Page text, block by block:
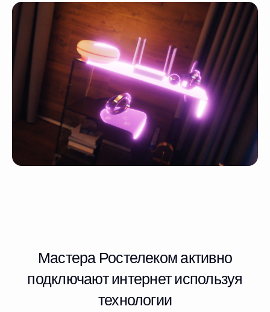
Мастера Ростелеком активно
подключают интернет используя
технологии